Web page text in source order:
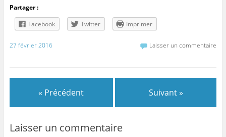
Partager :
Facebook
Twitter Imprimer
27 février 2016 Laisser un commentaire
« Précédent Suivant »
Laisser un commentaire